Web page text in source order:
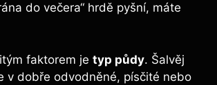
do večera“ hrdě pyšní, máte
faktorem je typ půdy. Šalvěj
v dobře odvodněné, písčité nebo